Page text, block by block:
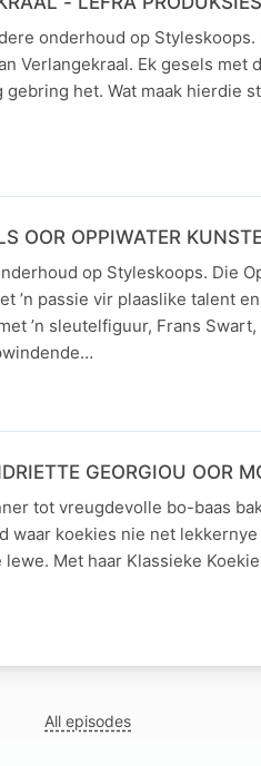
onderhoud op Styleskoops.
Verlangekraal. Ek gesels met
het. Wat maak hierdie
OOR OPPIWATER
op Styleskoops. Die
’n passie vir plaaslike talent en
’n sleutelfiguur, Frans
GEORGIOU OOR
tot vreugdevolle bo-baas
waar koekies nie net
Met haar Klassieke
All episodes